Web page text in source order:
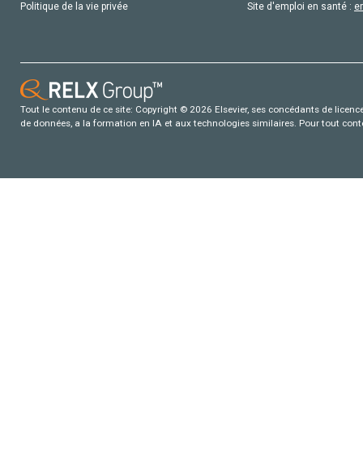
Politique de la vie privée
Site d'emploi en santé :
Tout le contenu de ce site: Copyright © 2026 Elsevier, ses concédants de
de données, a la formation en IA et aux technologies similaires. Pour tout